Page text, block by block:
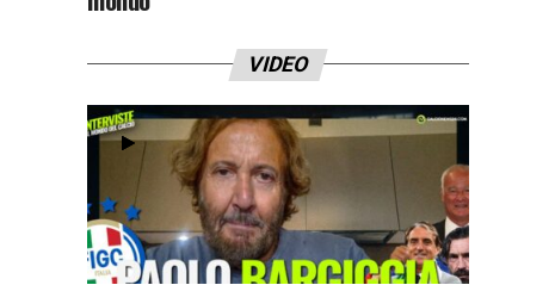
VIDEO